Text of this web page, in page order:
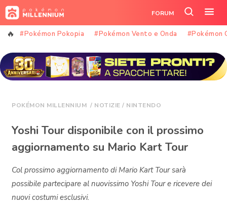
Vai
al
contenuto
FORUM
Cerca
nel il
#Pokémon Pokopia #Pokémon Vento e Onda #Pokémon
POKÉMON MILLENNIUM / NOTIZIE / NINTENDO
Yoshi Tour disponibile con il prossimo
aggiornamento su Mario Kart Tour
Col prossimo aggiornamento di Mario Kart Tour sarà
possibile partecipare al nuovissimo Yoshi Tour e ricevere dei
nuovi costumi esclusivi.